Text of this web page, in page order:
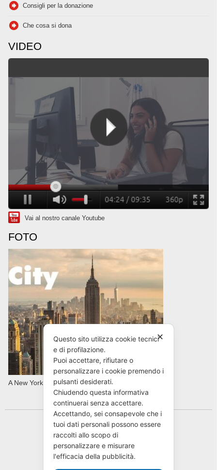
Consigli per la donazione
Che cosa si dona
VIDEO
Vai al nostro canale Youtube
FOTO
A New York con AVIS in primavera
✕
Questo sito utilizza cookie tecnici
e di profilazione.
Puoi accettare, rifiutare o
personalizzare i cookie premendo i
pulsanti desiderati.
Chiudendo questa informativa
continuerai senza accettare.
Accettando, sei consapevole che i
tuoi dati personali possono essere
raccolti allo scopo di
personalizzare e misurare
l'efficacia della pubblicità.